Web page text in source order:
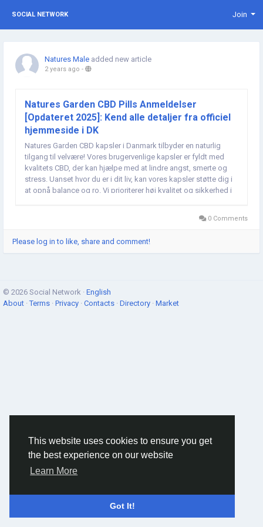
This website uses cookies to ensure you get
the best experience on our website
Learn More
Got It!
SOCIAL NETWORK Join
Natures Male added new article
2 years ago -
Natures Garden CBD Pills Anmeldelser
[Opdateret 2025]: Kend alle detaljer fra officiel
hjemmeside i DK
Natures Garden CBD kapsler i Danmark tilbyder en naturlig
tilgang til velvære! Vores brugervenlige kapsler er fyldt med
kvalitets CBD, der kan hjælpe med at lindre angst, smerte og
stress. Uanset hvor du er i dit liv, kan vores kapsler støtte dig i
at opnå balance og ro. Vi prioriterer høj kvalitet og sikkerhed i
0 Comments
Please log in to like, share and comment!
© 2026 Social Network · English
About ·Terms · Privacy · Contacts · Directory · Market